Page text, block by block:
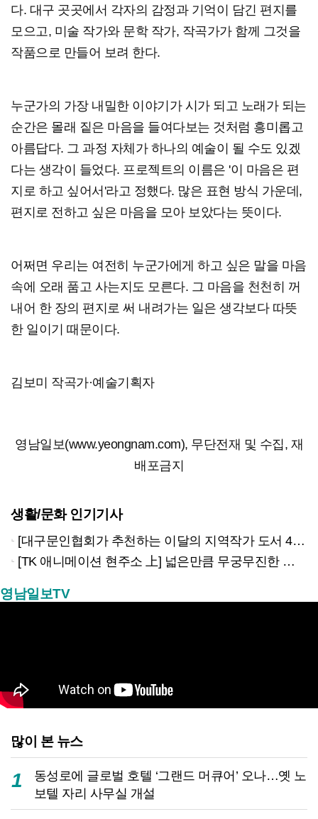
다. 대구 곳곳에서 각자의 감정과 기억이 담긴 편지를
모으고, 미술 작가와 문학 작가, 작곡가가 함께 그것을
작품으로 만들어 보려 한다.
누군가의 가장 내밀한 이야기가 시가 되고 노래가 되는
순간은 몰래 짙은 마음을 들여다보는 것처럼 흥미롭고
아름답다. 그 과정 자체가 하나의 예술이 될 수도 있겠
다는 생각이 들었다. 프로젝트의 이름은 '이 마음은 편
지로 하고 싶어서'라고 정했다. 많은 표현 방식 가운데,
편지로 전하고 싶은 마음을 모아 보았다는 뜻이다.
어쩌면 우리는 여전히 누군가에게 하고 싶은 말을 마음
속에 오래 품고 사는지도 모른다. 그 마음을 천천히 꺼
내어 한 장의 편지로 써 내려가는 일은 생각보다 따뜻
한 일이기 때문이다.
김보미 작곡가·예술기획자
영남일보(www.yeongnam.com), 무단전재 및 수집, 재
배포금지
생활/문화 인기기사
[대구문인협회가 추천하는 이달의 지역작가 도서 4권]
[TK 애니메이션 현주소 上] 넓은만큼 무궁무진한 이야기…경북은 ‘스토리 IP’의 원천
영남일보TV
많이 본 뉴스
1
동성로에 글로벌 호텔 ‘그랜드 머큐어’ 오나…옛 노
보텔 자리 사무실 개설